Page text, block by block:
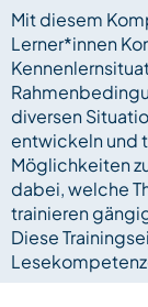
Mit diesem
Lerner*innen
diversen
entwickeln und
Möglichkeiten
dabei, welche
trainieren
Diese